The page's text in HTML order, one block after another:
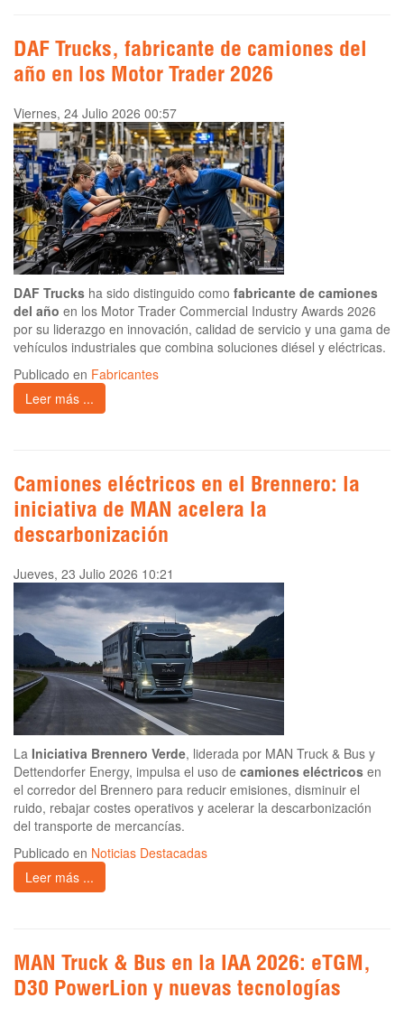
DAF Trucks, fabricante de camiones del
año en los Motor Trader 2026
Viernes, 24 Julio 2026 00:57
DAF Trucks ha sido distinguido como fabricante de camiones
del año en los Motor Trader Commercial Industry Awards 2026
por su liderazgo en innovación, calidad de servicio y una gama de
vehículos industriales que combina soluciones diésel y eléctricas.
Publicado en Fabricantes
Leer más ...
Camiones eléctricos en el Brennero: la
iniciativa de MAN acelera la
descarbonización
Jueves, 23 Julio 2026 10:21
La Iniciativa Brennero Verde, liderada por MAN Truck & Bus y
Dettendorfer Energy, impulsa el uso de camiones eléctricos en
el corredor del Brennero para reducir emisiones, disminuir el
ruido, rebajar costes operativos y acelerar la descarbonización
del transporte de mercancías.
Publicado en Noticias Destacadas
Leer más ...
MAN Truck & Bus en la IAA 2026: eTGM,
D30 PowerLion y nuevas tecnologías